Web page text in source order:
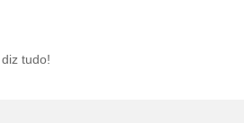
tudo!